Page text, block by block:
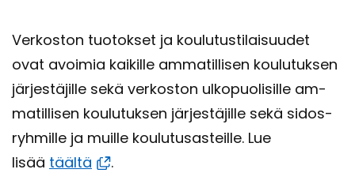
Ver­kos­ton tuo­tok­set ja kou­lu­tus­ti­lai­suu­det
ovat avoi­mia kai­kil­le am­ma­til­li­sen kou­lu­tuk­sen
jär­jes­tä­jil­le sekä ver­kos­ton ul­ko­puo­li­sil­le am­
ma­til­li­sen kou­lu­tuk­sen jär­jes­tä­jil­le sekä si­dos­
ryh­mil­le ja muil­le kou­lu­tusas­teil­le. Lue
lisää tääl­tä .